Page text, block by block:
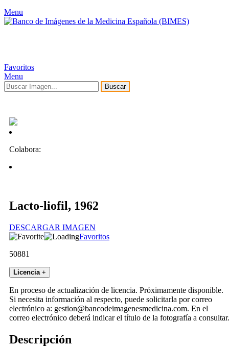
Menu
Favoritos
Menu
Buscar
Colabora:
Lacto-liofil, 1962
DESCARGAR IMAGEN
Favoritos
50881
Licencia +
En proceso de actualización de licencia. Próximamente disponible.
Si necesita información al respecto, puede solicitarla por correo
electrónico a: gestion@bancodeimagenesmedicina.com. En el
correo electrónico deberá indicar el título de la fotografía a consultar.
Descripción